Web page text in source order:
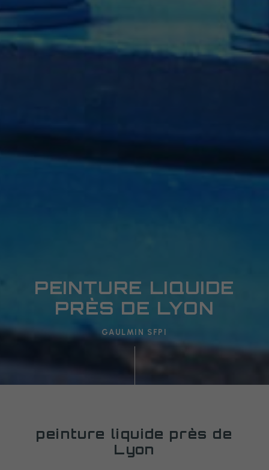
PEINTURE LIQUIDE
PRÈS DE LYON
GAULMIN SFPI
peinture liquide près de
Lyon